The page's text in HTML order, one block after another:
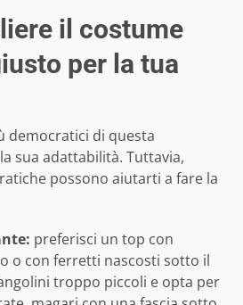
il costume
per la tua
democratici di questa
sua adattabilità. Tuttavia,
possono aiutarti a fare la
preferisci un top con
o con ferretti nascosti sotto il
troppo piccoli e opta per